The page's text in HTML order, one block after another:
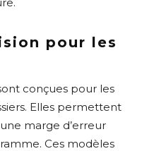
pour les
conçues pour les
Elles permettent
marge d’erreur
Ces modèles